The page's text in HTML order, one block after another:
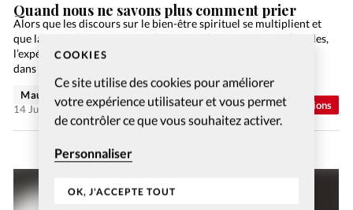
COOKIES
Ce site utilise des cookies pour améliorer
votre expérience utilisateur et vous permet
de contrôler ce que vous souhaitez activer.
Personnaliser
OK, J'ACCEPTE TOUT
Opinions
Quand nous ne savons plus comment prier
Alors que les discours sur le bien-être spirituel se multiplient et
que la quête de sens traverse largement les sociétés occidentales,
l’expérience de la sécheresse spirituelle demeure peu évoquée
dans les milieux chrétiens. Que faire…
Maude Burkhalter
14 Juil 2026
Abonnés